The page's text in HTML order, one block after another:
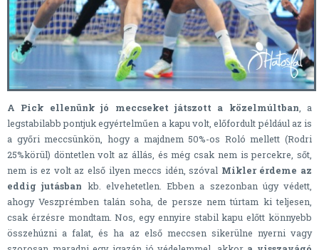
A Pick ellenünk jó meccseket játszott a közelmúltban, a
legstabilabb pontjuk egyértelműen a kapu volt, előfordult például az is
a győri meccsünkön, hogy a majdnem 50%-os Roló mellett (Rodri
25%körül) döntetlen volt az állás, és még csak nem is percekre, sőt,
nem is ez volt az első ilyen meccs idén, szóval Mikler érdeme az
eddig jutásban kb. elvehetetlen. Ebben a szezonban úgy védett,
ahogy Veszprémben talán soha, de persze nem túrtam ki teljesen,
csak érzésre mondtam. Nos, egy ennyire stabil kapu előtt könnyebb
összehúzni a falat, és ha az első meccsen sikerülne nyerni vagy